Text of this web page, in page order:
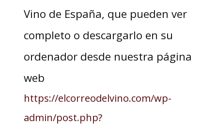
Vino de España, que pueden ver
completo o descargarlo en su
ordenador desde nuestra página
web
https://elcorreodelvino.com/wp-
admin/post.php?